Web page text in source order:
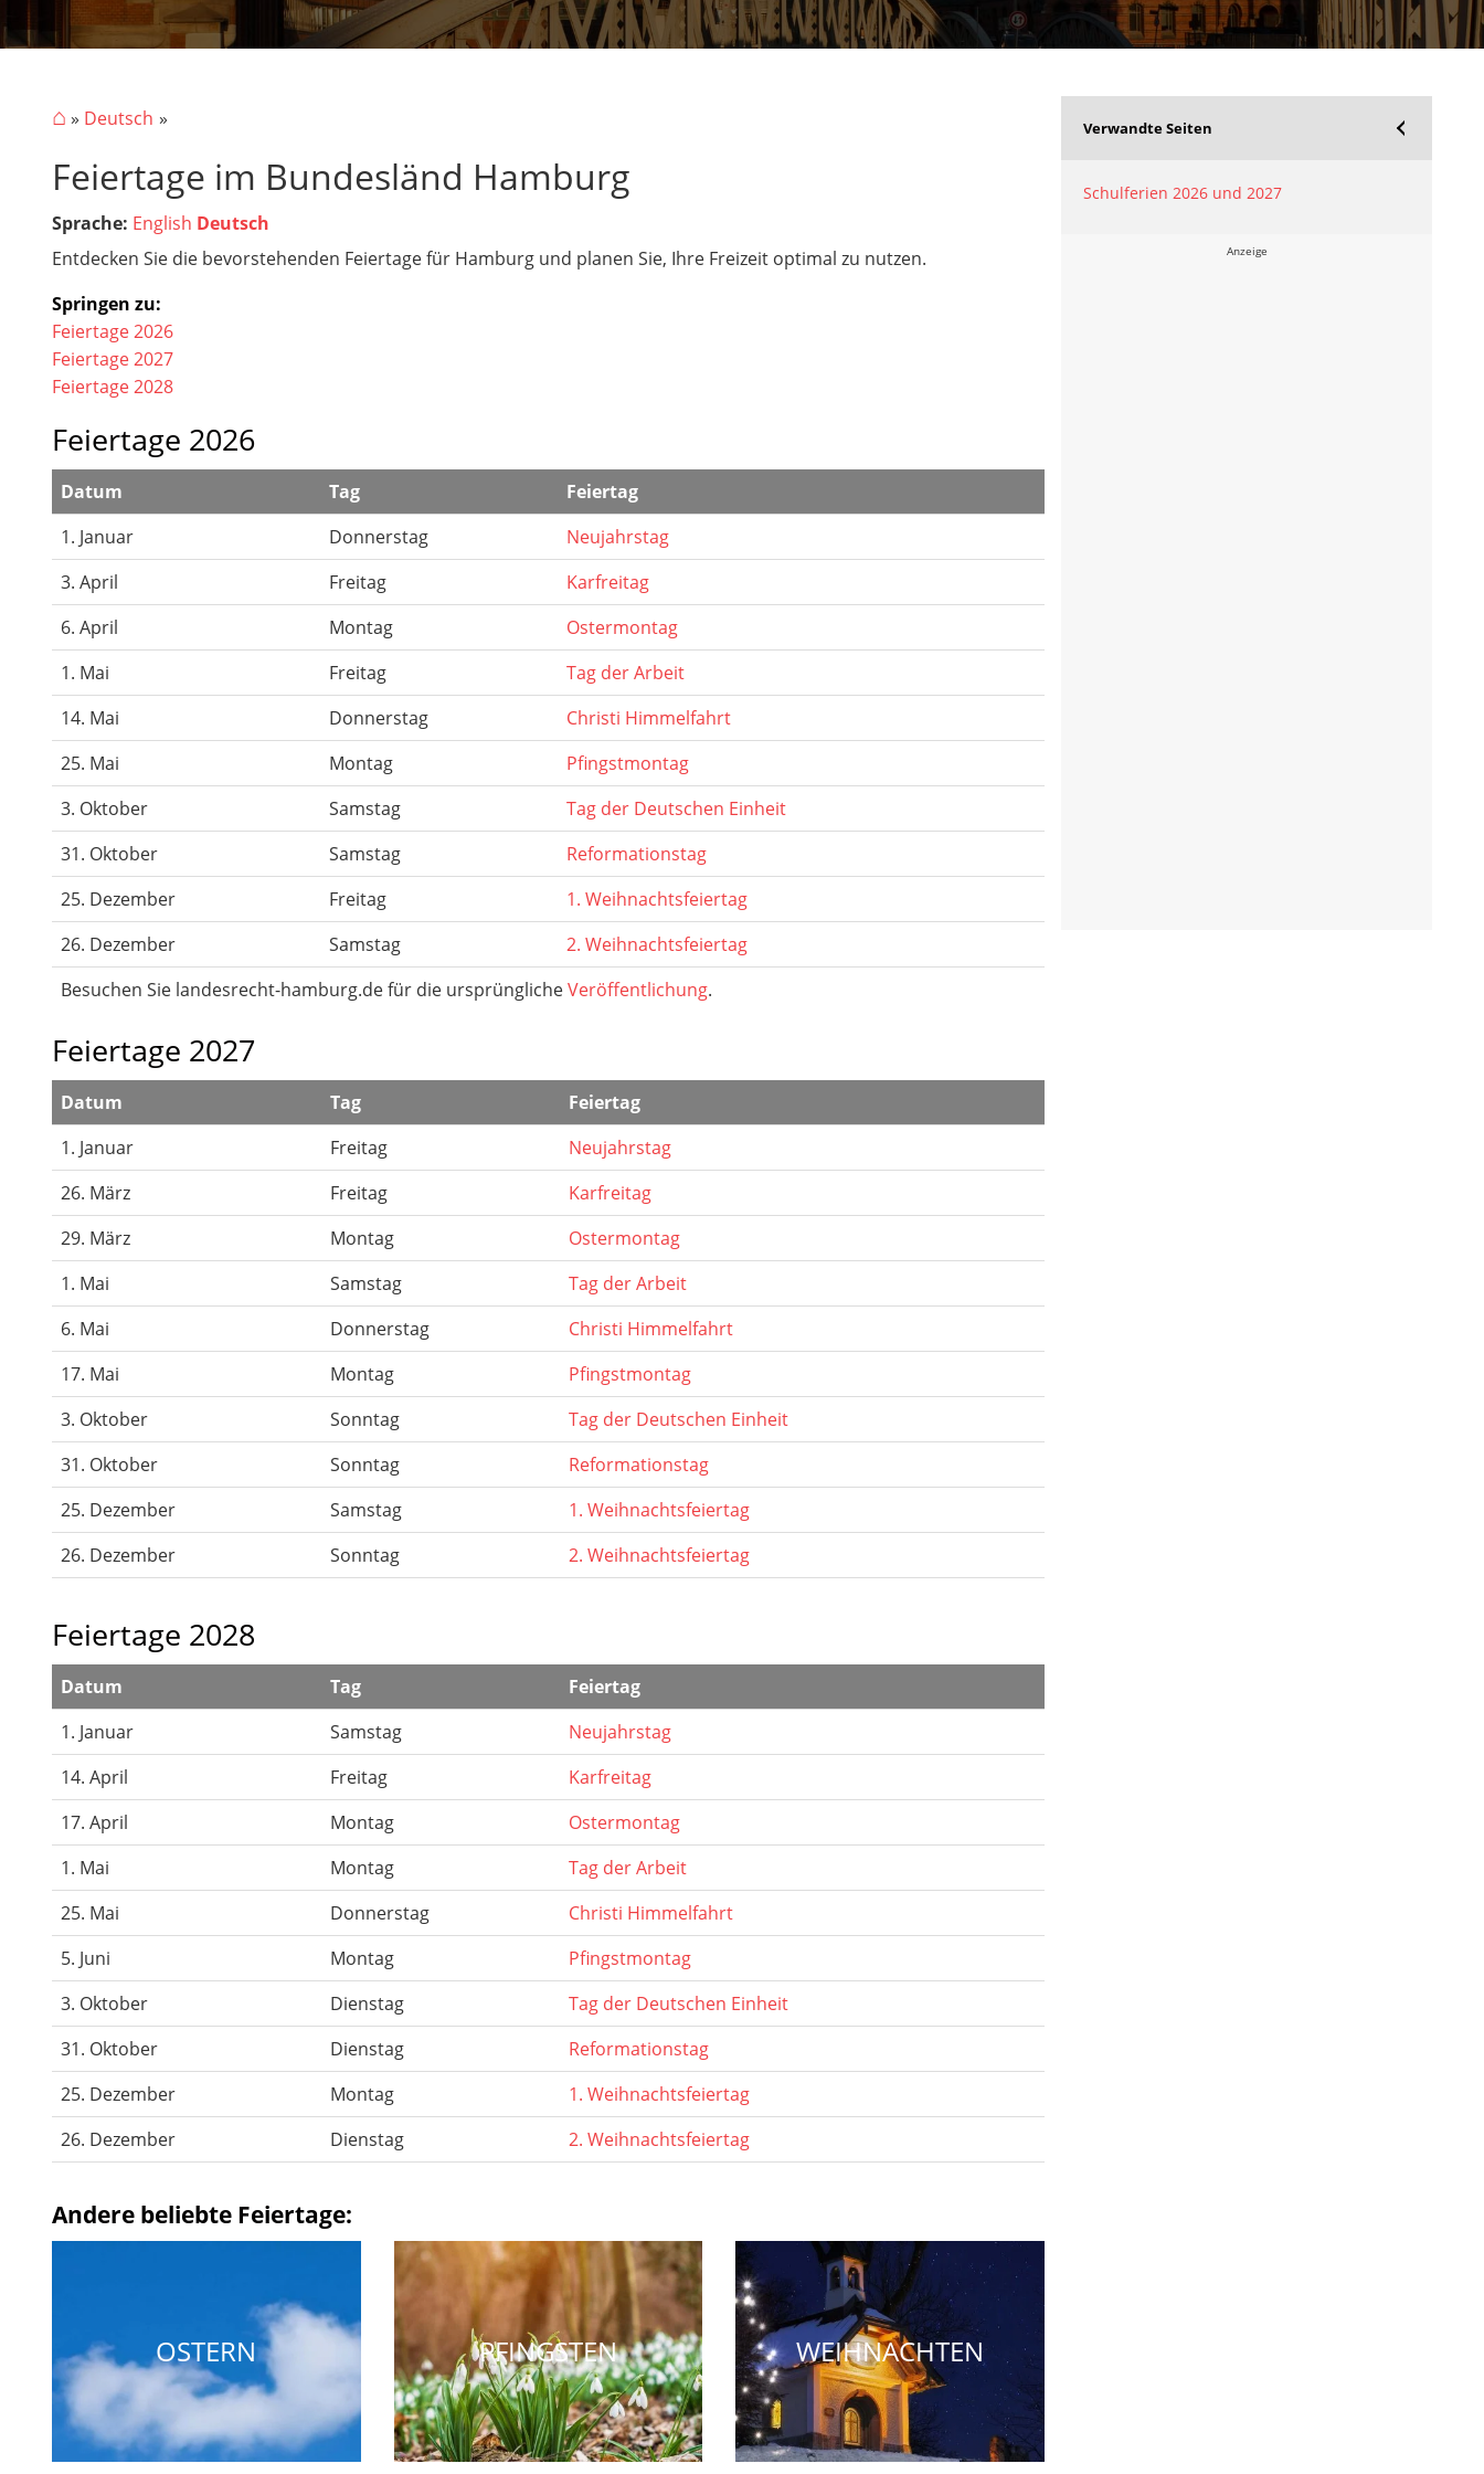
⌂ » Deutsch
Feiertage im Bundesländ Hamburg
Sprache: English Deutsch
Entdecken Sie die bevorstehenden Feiertage für Hamburg und planen Sie, Ihre Freizeit optimal zu nutzen.
Springen zu:
Feiertage 2026
Feiertage 2027
Feiertage 2028
Feiertage 2026
Datum Tag
Feiertag
1. Januar
Donnerstag
Neujahrstag
3. April
Freitag
Karfreitag
6. April
Montag
Ostermontag
1. Mai
Freitag
Tag der Arbeit
14. Mai
Donnerstag
Christi Himmelfahrt
25. Mai
Montag
Pfingstmontag
3. Oktober
Samstag
Tag der Deutschen Einheit
31. Oktober
Samstag
Reformationstag
25. Dezember
Freitag
1. Weihnachtsfeiertag
26. Dezember
Samstag
2. Weihnachtsfeiertag
Besuchen Sie landesrecht-hamburg.de für die ursprünglicheVeröffentlichung.
Feiertage 2027
Datum Tag
Feiertag
1. Januar
Freitag
Neujahrstag
26. März
Freitag
Karfreitag
29. März
Montag
Ostermontag
1. Mai
Samstag
Tag der Arbeit
6. Mai
Donnerstag
Christi Himmelfahrt
17. Mai
Montag
Pfingstmontag
3. Oktober
Sonntag
Tag der Deutschen Einheit
31. Oktober
Sonntag
Reformationstag
25. Dezember
Samstag
1. Weihnachtsfeiertag
26. Dezember
Sonntag 2. Weihnachtsfeiertag
Feiertage 2028
Datum Tag
Feiertag
1. Januar
Samstag
Neujahrstag
14. April
Freitag
Karfreitag
17. April
Montag
Ostermontag
1. Mai
Montag
Tag der Arbeit
25. Mai
Donnerstag
Christi Himmelfahrt
5. Juni
Montag
Pfingstmontag
3. Oktober
Dienstag
Tag der Deutschen Einheit
31. Oktober
Dienstag
Reformationstag
25. Dezember
Montag
1. Weihnachtsfeiertag
26. Dezember
Dienstag 2. Weihnachtsfeiertag
Andere beliebte Feiertage:
OSTERN PFINGSTEN WEIHNACHTEN
Verwandte Seiten
Schulferien 2026 und 2027
Anzeige